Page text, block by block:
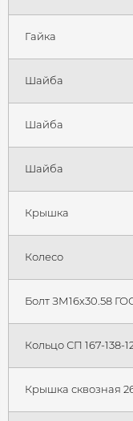
Гайка
Шайба
Шайба
Шайба
Крышка
Колесо
Болт ЗМ16x30.58
Кольцо СП 167-138-
Крышка сквозная